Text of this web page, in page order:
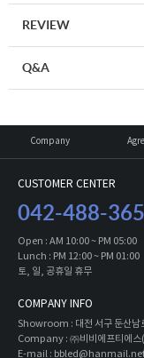
REVIEW
Q&A
Company
CUSTOMER CENTER
042-488-
Open : AM 10:00 ~ PM 05:00
Lunch : PM 12:00 ~ PM 01:00
토, 일, 공휴일 휴무
COMPANY INFO
Showroom : 대전 서구 둔산남
Company : ㈜비비에프티에
E-mail : bbled@hanmail.net